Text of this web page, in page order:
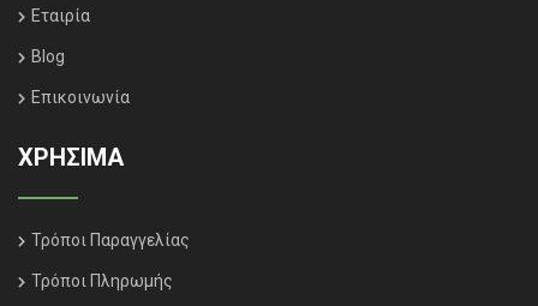
Εταιρία
Blog
Επικοινωνία
ΧΡΗΣΙΜΑ
Τρόποι Παραγγελίας
Τρόποι Πληρωμής